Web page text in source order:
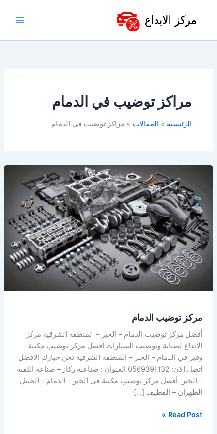
مراكز توضيب في الدمام
الرئيسية المقالات مراكز توضيب في الدمام
مركز توضيب الدمام
أفضل مركز توضيب الدمام – الخبر – المنطقة الشرقية مركز
الابداع لصيانة وتوضيب السيارات أفضل مركز توضيب مكينة
وقير في الدمام – الخبر – المنطقة الشرقية نحن خيارك الافضل
اتصل الان: 0569391132 العنوان : صناعية ركاز – صناعة الثقبة
– الخبر أفضل مركز توضيب مكينة في الخبر – الدمام – الجبيل –
الظهران – القطيف […]
الدمام
Read Post »